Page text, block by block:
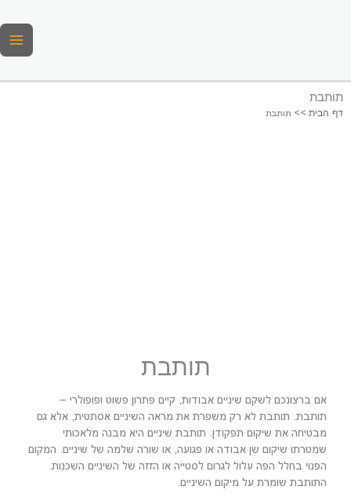
תותבת
דף הבית >> תותבת
תותבת
אם ברצונכם לשקם שיניים אבודות, קיים פתרון פשוט ופופולרי –
תותבת. תותבת לא רק משפרת את מראה השיניים אסתטית, אלא גם
מבטיחה את שיקום תפקודן. תותבת שיניים היא מבנה מלאכותי
שמטרתו שיקום שן אבודה או פגועה, או שורה שלמה של שיניים. המקום
הפנוי בחלל הפה עלול לגרום לסטייה או הזזה של השיניים השכנות.
התותבת שומרת על מיקום השיניים.